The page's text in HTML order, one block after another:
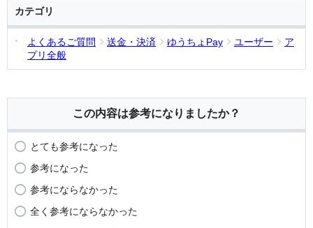
カテゴリ
よくあるご質問 送金・決済 ゆうちょPay ユーザー
ア
プリ全般
この内容は参考になりましたか？
とても参考になった
参考になった
参考にならなかった
全く参考にならなかった